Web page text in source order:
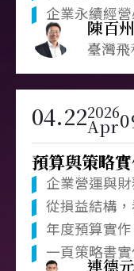
企業永續經
陳百州
臺灣
04.222026
Apr
預算與策略
企業營運與
從損益結構
年度預算實
一頁策略書
連德元